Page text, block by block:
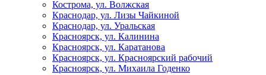
Кострома, ул. Волжская
Краснодар, ул. Лизы Чайкиной
Краснодар, ул. Уральская
Красноярск, ул. Калинина
Красноярск, ул. Каратанова
Красноярск, ул. Красноярский рабочий
Красноярск, ул. Михаила Годенко